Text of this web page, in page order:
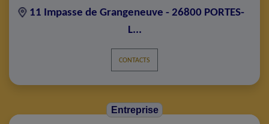
11 Impasse de Grangeneuve - 26800 PORTES-
L...
CONTACTS
Entreprise